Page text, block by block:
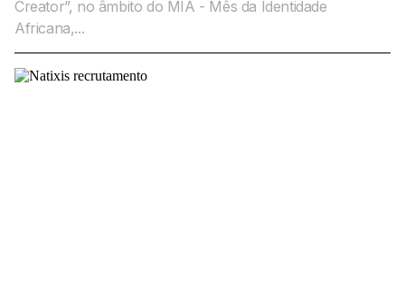
Creator”, no âmbito do MIA - Mês da Identidade
Africana,...